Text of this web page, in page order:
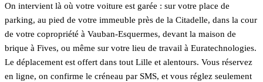
On intervient là où votre voiture est garée : sur votre place de
parking, au pied de votre immeuble près de la Citadelle, dans la cour
de votre copropriété à Vauban-Esquermes, devant la maison de
brique à Fives, ou même sur votre lieu de travail à Euratechnologies.
Le déplacement est offert dans tout Lille et alentours. Vous réservez
en ligne, on confirme le créneau par SMS, et vous réglez seulement